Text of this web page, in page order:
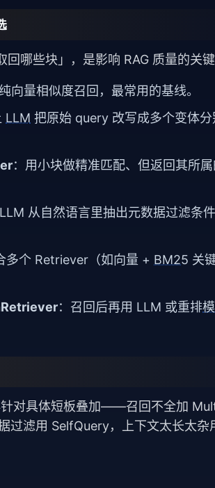
哪些块」，是影响 RAG 质量的关键
向量相似度召回，最常用的基线。
LLM 把原始 query 改写成多个变体
：用小块做精准匹配、但返回其所
从自然语言里抽出元数据过滤条
多个 Retriever（如向量 + BM25 关
：召回后再用 LLM 或重排
对具体短板叠加——召回不全加
过滤用 SelfQuery，上下文太长太杂